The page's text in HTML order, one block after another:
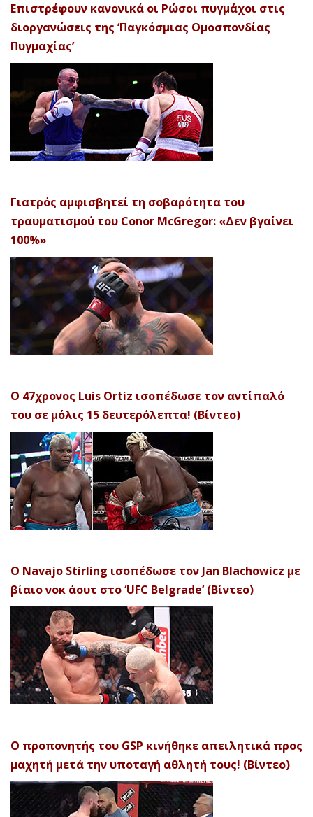
Επιστρέφουν κανονικά οι Ρώσοι πυγμάχοι στις
διοργανώσεις της ‘Παγκόσμιας Ομοσπονδίας
Πυγμαχίας’
Γιατρός αμφισβητεί τη σοβαρότητα του
τραυματισμού του Conor McGregor: «Δεν βγαίνει
100%»
Ο 47χρονος Luis Ortiz ισοπέδωσε τον αντίπαλό
του σε μόλις 15 δευτερόλεπτα! (Βίντεο)
Ο Navajo Stirling ισοπέδωσε τον Jan Blachowicz με
βίαιο νοκ άουτ στο ‘UFC Belgrade’ (Βίντεο)
Ο προπονητής του GSP κινήθηκε απειλητικά προς
μαχητή μετά την υποταγή αθλητή τους! (Βίντεο)